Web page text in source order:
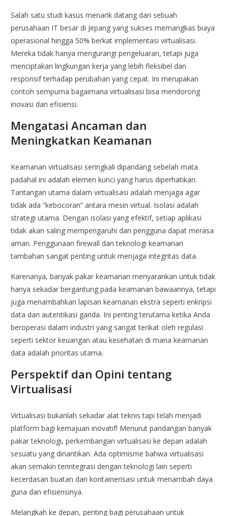
Salah satu studi kasus menarik datang dari sebuah
perusahaan IT besar di Jepang yang sukses memangkas biaya
operasional hingga 50% berkat implementasi virtualisasi.
Mereka tidak hanya mengurangi pengeluaran, tetapi juga
menciptakan lingkungan kerja yang lebih fleksibel dan
responsif terhadap perubahan yang cepat. Ini merupakan
contoh sempurna bagaimana virtualisasi bisa mendorong
inovasi dan efisiensi.
Mengatasi Ancaman dan
Meningkatkan Keamanan
Keamanan virtualisasi seringkali dipandang sebelah mata
padahal ini adalah elemen kunci yang harus diperhatikan.
Tantangan utama dalam virtualisasi adalah menjaga agar
tidak ada “kebocoran” antara mesin virtual. Isolasi adalah
strategi utama. Dengan isolasi yang efektif, setiap aplikasi
tidak akan saling mempengaruhi dan pengguna dapat merasa
aman. Penggunaan firewall dan teknologi keamanan
tambahan sangat penting untuk menjaga integritas data.
Karenanya, banyak pakar keamanan menyarankan untuk tidak
hanya sekadar bergantung pada keamanan bawaannya, tetapi
juga menambahkan lapisan keamanan ekstra seperti enkripsi
data dan autentikasi ganda. Ini penting terutama ketika Anda
beroperasi dalam industri yang sangat terikat oleh regulasi
seperti sektor keuangan atau kesehatan di mana keamanan
data adalah prioritas utama.
Perspektif dan Opini tentang
Virtualisasi
Virtualisasi bukanlah sekadar alat teknis tapi telah menjadi
platform bagi kemajuan inovatif! Menurut pandangan banyak
pakar teknologi, perkembangan virtualisasi ke depan adalah
sesuatu yang dinantikan. Ada optimisme bahwa virtualisasi
akan semakin terintegrasi dengan teknologi lain seperti
kecerdasan buatan dan kontainerisasi untuk menambah daya
guna dan efisiensinya.
Melangkah ke depan, penting bagi perusahaan untuk